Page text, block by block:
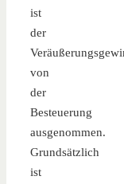
ist
der
von
der
Besteuerung
ausgenommen.
Grundsätzlich
ist